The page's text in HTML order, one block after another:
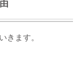
きます。